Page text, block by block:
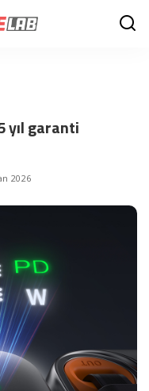
yıl garanti
2026